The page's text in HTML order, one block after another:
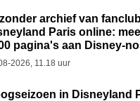
archief van
Paris online:
pagina's aan Disney-
2026, 11.18 uur
in Disneyland